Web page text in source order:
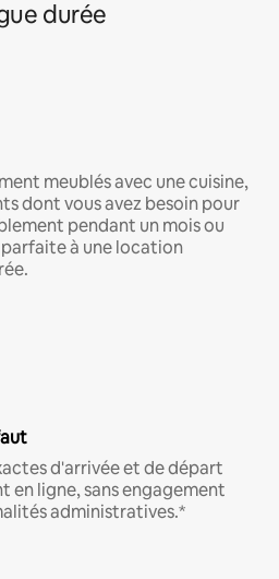
durée
meublés avec une cuisine,
dont vous avez besoin pour
pendant un mois ou
à une location
d'arrivée et de départ
en ligne, sans engagement
administratives.*